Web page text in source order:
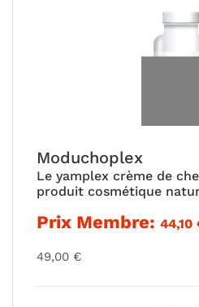
Moduchoplex
Le yamplex crème de
produit cosmétique
Prix Membre: 44,10
49,00 €